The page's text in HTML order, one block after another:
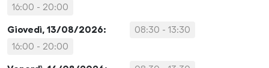
16:00 - 20:00
Giovedì, 13/08/2026:
08:30 - 13:30
16:00 - 20:00